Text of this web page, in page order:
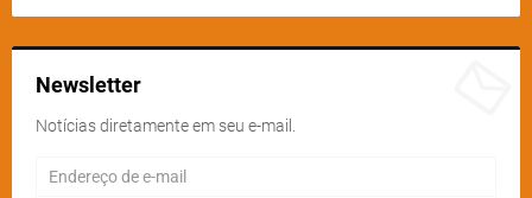
Newsletter
Notícias diretamente em seu e-mail.